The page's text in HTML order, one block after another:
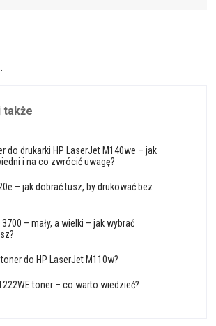
także
do drukarki HP LaserJet M140we – jak
i na co zwrócić uwagę?
– jak dobrać tusz, by drukować bez
3700 – mały, a wielki – jak wybrać
do HP LaserJet M110w?
toner – co warto wiedzieć?